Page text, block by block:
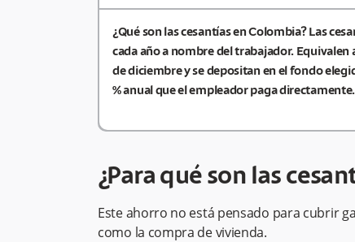
¿Qué son las cesantías en Colombia?Las
cada año a nombre del trabajador. Equivalen
de diciembre y se depositan en el fondo
% anual que el empleador paga directamente.
¿Para qué son las
Este ahorro no está pensado para cubrir
como la compra de vivienda.